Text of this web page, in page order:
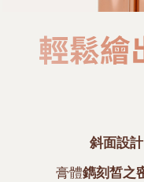
斜面設計
膏體鐫刻皙之